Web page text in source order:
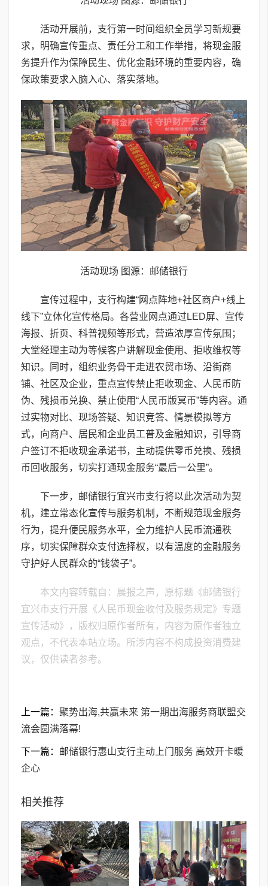
活动开展前，支行第一时间组织全员学习新规要
求，明确宣传重点、责任分工和工作举措，将现金服
务提升作为保障民生、优化金融环境的重要内容，确
保政策要求入脑入心、落实落地。
活动现场 图源：邮储银行
宣传过程中，支行构建“网点阵地+社区商户+线上
线下”立体化宣传格局。各营业网点通过LED屏、宣传
海报、折页、科普视频等形式，营造浓厚宣传氛围；
大堂经理主动为等候客户讲解现金使用、拒收维权等
知识。同时，组织业务骨干走进农贸市场、沿街商
铺、社区及企业，重点宣传禁止拒收现金、人民币防
伪、残损币兑换、禁止使用“人民币版冥币”等内容。通
过实物对比、现场答疑、知识竞答、情景模拟等方
式，向商户、居民和企业员工普及金融知识，引导商
户签订不拒收现金承诺书，主动提供零币兑换、残损
币回收服务，切实打通现金服务“最后一公里”。
下一步，邮储银行宜兴市支行将以此次活动为契
机，建立常态化宣传与服务机制，不断规范现金服务
行为，提升便民服务水平，全力维护人民币流通秩
序，切实保障群众支付选择权，以有温度的金融服务
守护好人民群众的“钱袋子”。
本文内容转载自：晨报之声，原标题《邮储银行
宜兴市支行开展《人民币现金收付及服务规定》专题
宣传活动》，版权归原作者所有，内容为原作者独立
观点，不代表本站立场。所涉内容不构成投资消费建
议，仅供读者参考。
上一篇： 聚势出海,共赢未来 第一期出海服务商联盟交
流会圆满落幕!
下一篇： 邮储银行惠山支行主动上门服务 高效开卡暖
企心
相关推荐